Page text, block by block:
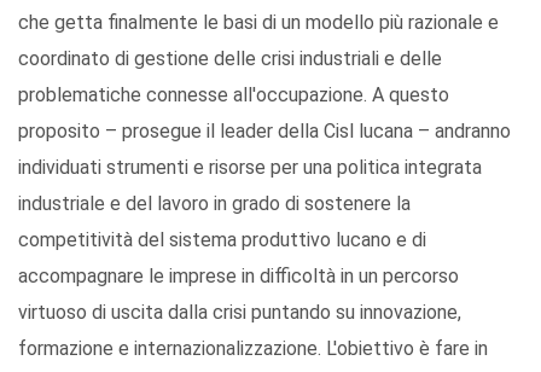
che getta finalmente le basi di un modello più razionale e
coordinato di gestione delle crisi industriali e delle
problematiche connesse all'occupazione. A questo
proposito – prosegue il leader della Cisl lucana – andranno
individuati strumenti e risorse per una politica integrata
industriale e del lavoro in grado di sostenere la
competitività del sistema produttivo lucano e di
accompagnare le imprese in difficoltà in un percorso
virtuoso di uscita dalla crisi puntando su innovazione,
formazione e internazionalizzazione. L'obiettivo è fare in